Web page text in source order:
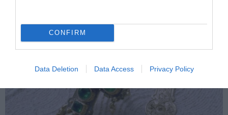
CONFIRM
Data Deletion Data Access Privacy Policy